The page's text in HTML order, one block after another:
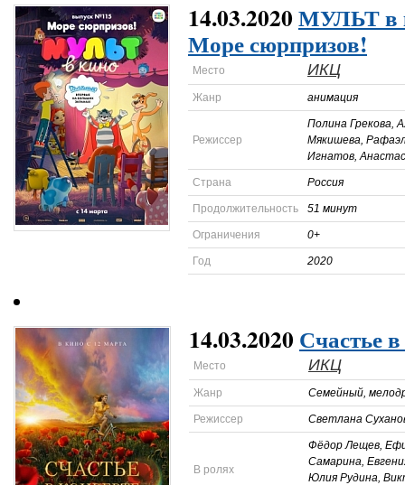
14.03.2020МУЛЬТ в
Море сюрпризов!
Место ИКЦ
Жанр анимация
Режиссер
Полина Грекова,
Мякишева,
Игнатов,
Страна Россия
Продолжительность 51 минут
Ограничения 0+
Год 2020
14.03.2020 Счастье
Место ИКЦ
Жанр Семейный,
Режиссер Светлана
В ролях
Фёдор Лещев,
Самарина,
Юлия Рудина,